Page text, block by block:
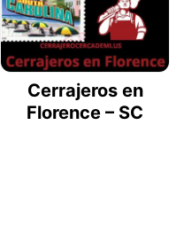
Cerrajeros en
Florence – SC